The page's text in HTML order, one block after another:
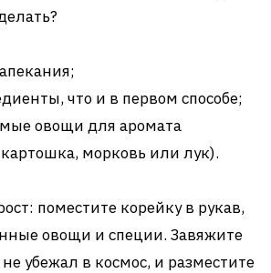
что и в первом способе;
овощи для аромата
морковь или лук).
поместите корейку в рукав,
овощи и специи. Завяжите
убежал в космос, и разместите